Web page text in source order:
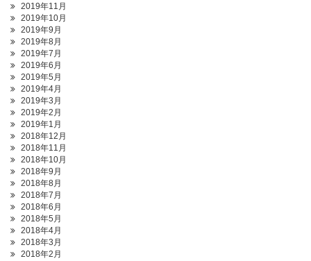
2019年11月
2019年10月
2019年9月
2019年8月
2019年7月
2019年6月
2019年5月
2019年4月
2019年3月
2019年2月
2019年1月
2018年12月
2018年11月
2018年10月
2018年9月
2018年8月
2018年7月
2018年6月
2018年5月
2018年4月
2018年3月
2018年2月